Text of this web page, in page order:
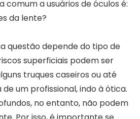
comum a usuários de óculos é:
da lente?
questão depende do tipo de
superficiais podem ser
truques caseiros ou até
um profissional, indo à ótica.
no entanto, não podem